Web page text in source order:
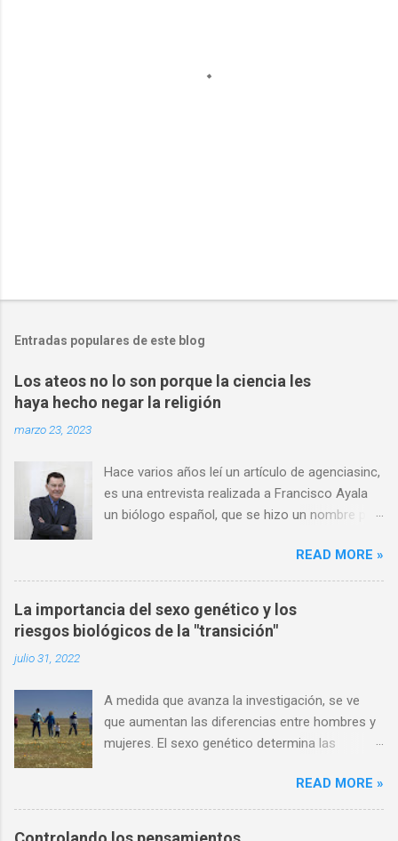
Entradas populares de este blog
Los ateos no lo son porque la ciencia les
haya hecho negar la religión
marzo 23, 2023
Hace varios años leí un artículo de agenciasinc,
es una entrevista realizada a Francisco Ayala
un biólogo español, que se hizo un nombre por
y en consecuencia un ferviente defensor de las
ideas darwinistas. Por otro lado, al mismo
tiempo tenía una fe católica definida, muchas
de sus opiniones son consideraciones que
comparto, sobre todo al momento de hablar
conocimiento científico, dado que la ciencia no
se dedica de oficio a descartar o confirmar
creencias religiosas, el conocimiento científico
conclusiones se puedan interpretar a favor o
en contra de la idea de un Dios. Dado el
reciente fallecimiento del Dr. Ayala comparto
READ MORE »
La importancia del sexo genético y los
riesgos biológicos de la "transición"
julio 31, 2022
A medida que avanza la investigación, se ve
que aumentan las diferencias entre hombres y
mujeres. El sexo genético determina las
órganos del cuerpo. por Jerry Bergman, PhD
Resumen A medida que aprendemos más
sobre los detalles de la anatomía y la fisiología
READ MORE »